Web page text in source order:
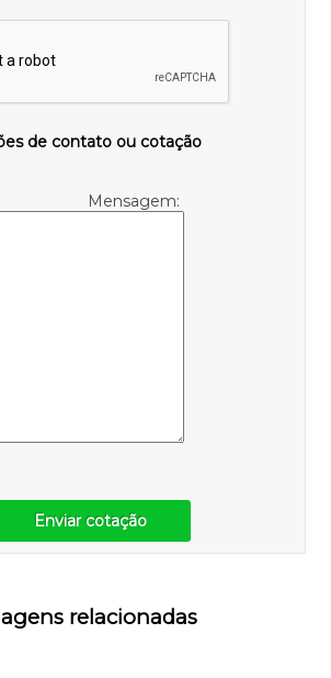
de contato ou cotação
Mensagem:
Enviar cotação
relacionadas